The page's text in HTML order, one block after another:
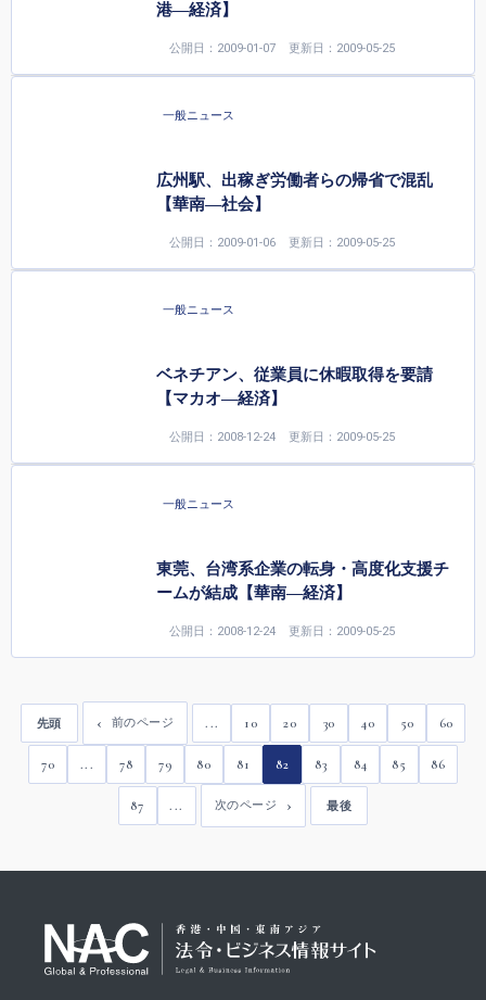
港—経済】
公開日：2009-01-07 更新日：2009-05-25
一般ニュース
広州駅、出稼ぎ労働者らの帰省で混乱
【華南—社会】
公開日：2009-01-06 更新日：2009-05-25
一般ニュース
ベネチアン、従業員に休暇取得を要請
【マカオ―経済】
公開日：2008-12-24 更新日：2009-05-25
一般ニュース
東莞、台湾系企業の転身・高度化支援チ
ームが結成【華南―経済】
公開日：2008-12-24 更新日：2009-05-25
先頭 前のページ ... 10 20 30 40 50 60
70 ... 78 79 80 81 82 83 84 85 86
87 ... 次のページ 最後